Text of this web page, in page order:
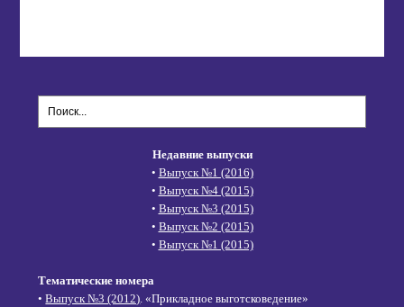
Недавние выпуски
• Выпуск №1 (2016)
• Выпуск №4 (2015)
• Выпуск №3 (2015)
• Выпуск №2 (2015)
• Выпуск №1 (2015)
Тематические номера
•Выпуск №3 (2012) . «Прикладное выготсковедение»